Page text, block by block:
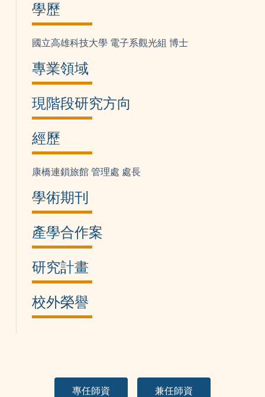
學歷
國立高雄科技大學 電子系觀光組 博士
專業領域
現階段研究方向
經歷
康橋連鎖旅館 管理處 處長
學術期刊
產學合作案
研究計畫
校外榮譽
專任師資 兼任師資